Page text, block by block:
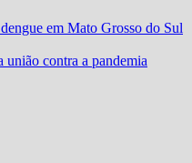
em Mato Grosso do Sul
união contra a pandemia